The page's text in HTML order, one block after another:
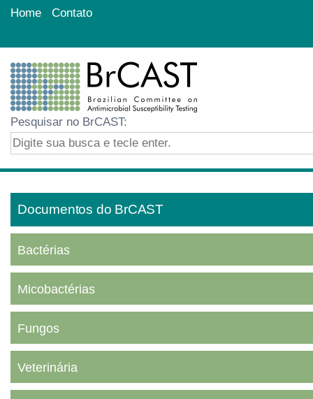
Home Contato
Pesquisar no BrCAST:
Documentos do BrCAST
Bactérias
Micobactérias
Fungos
Veterinária